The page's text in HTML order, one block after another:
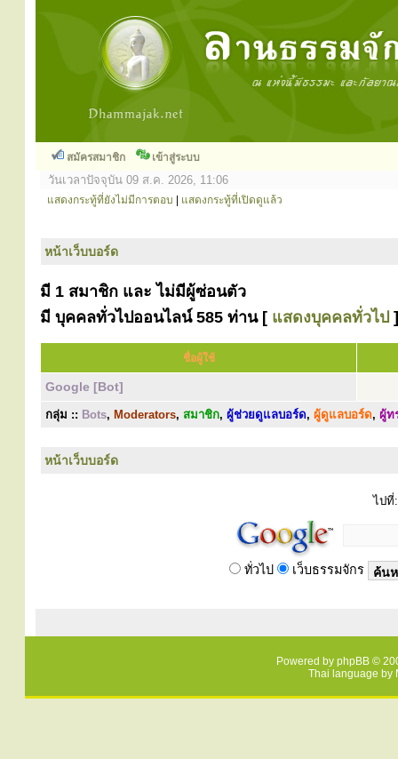
สมัครสมาชิก เข้าสู่ระบบ
วันเวลาปัจจุบัน 09 ส.ค. 2026, 11:06
แสดงกระทู้ที่ยังไม่มีการตอบ แสดงกระทู้ที่เปิดดูแล้ว
หน้าเว็บบอร์ด
มี 1 สมาชิก และ ไม่มีผู้ซ่อนตัว
มี บุคคลทั่วไปออนไลน์ 585 ท่าน [ แสดงบุคคลทั่วไป ]
ชื่อผู้ใช้
Google [Bot]
กลุ่ม :: Bots, Moderators, สมาชิก, ผู้ช่วยดูแลบอร์ด, ผู้ดูแลบอร์ด, ผู้ท
หน้าเว็บบอร์ด
ไปที่:
ทั่วไป เว็บธรรมจักร
Powered by phpBB ©
Thai language by